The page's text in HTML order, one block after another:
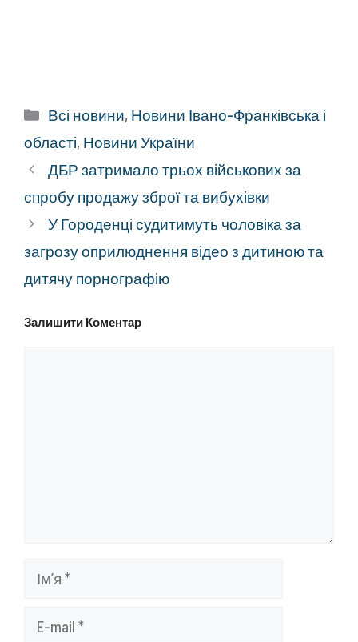
Категорії
Всі новини, Новини Івано-Франківська і
області, Новини України
ДБР затримало трьох військових за
спробу продажу зброї та вибухівки
У Городенці судитимуть чоловіка за
загрозу оприлюднення відео з дитиною та
дитячу порнографію
Залишити Коментар
Ім’я